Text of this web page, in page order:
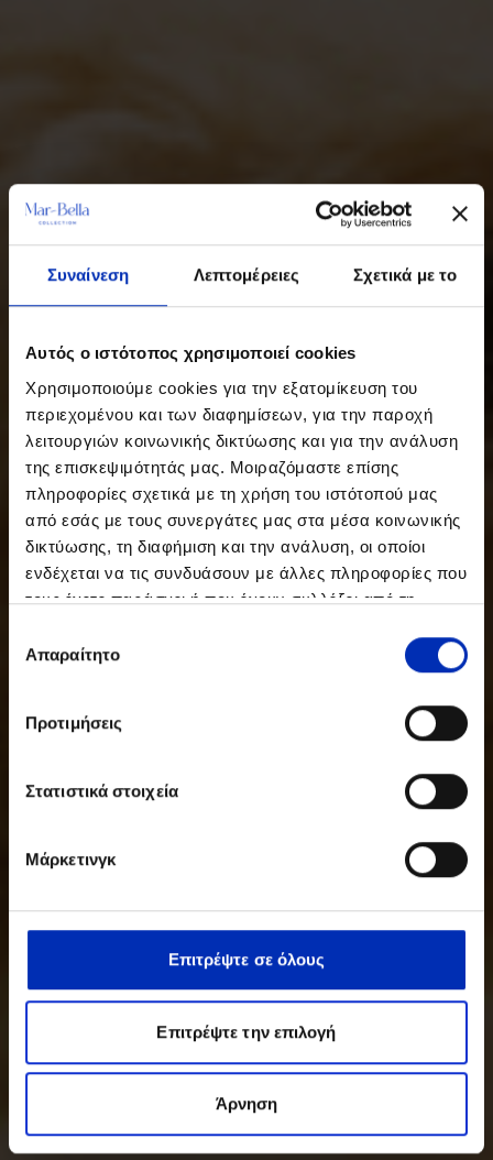
Συναίνεση Λεπτομέρειες Σχετικά με το
Αυτός ο ιστότοπος χρησιμοποιεί cookies
Χρησιμοποιούμε cookies για την εξατομίκευση του
περιεχομένου και των διαφημίσεων, για την παροχή
λειτουργιών κοινωνικής δικτύωσης και για την ανάλυση
της επισκεψιμότητάς μας. Μοιραζόμαστε επίσης
πληροφορίες σχετικά με τη χρήση του ιστότοπού μας
από εσάς με τους συνεργάτες μας στα μέσα κοινωνικής
δικτύωσης, τη διαφήμιση και την ανάλυση, οι οποίοι
ενδέχεται να τις συνδυάσουν με άλλες πληροφορίες που
τους έχετε παράσχει ή που έχουν συλλέξει από τη
συγκατάθεσης
Απαραίτητο
Προτιμήσεις
Στατιστικά στοιχεία
Μάρκετινγκ
Επιτρέψτε σε όλους
Επιτρέψτε την επιλογή
Άρνηση